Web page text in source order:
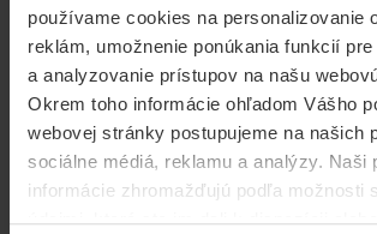
používame cookies na personalizovanie
reklám, umožnenie ponúkania funkcií
a analyzovanie prístupov na našu
Okrem toho informácie ohľadom Vášho
webovej stránky postupujeme na našich
sociálne médiá, reklamu a analýzy. Naši
informácie zhromažďujú podľa možnosti
údajmi, ktoré ste im dali k dispozícii
napr. pre vchodové dvere do bytu pre
viac rodín. Robustné oceľové dvere
sériovým bezpečnostným a tiež
vybavením a ponúkajú tak
pocit bezpečia. Vďaka variantom